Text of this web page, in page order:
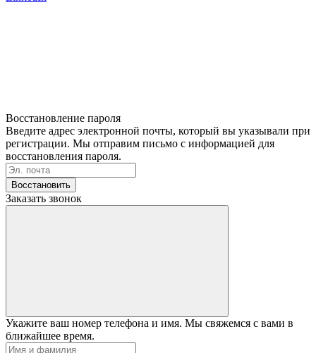
Восстановление пароля
Введите адрес электронной почты, который вы указывали при
регистрации. Мы отправим письмо с информацией для
восстановления пароля.
Восстановить
Заказать звонок
Укажите ваш номер телефона и имя. Мы свяжемся с вами в
ближайшее время.